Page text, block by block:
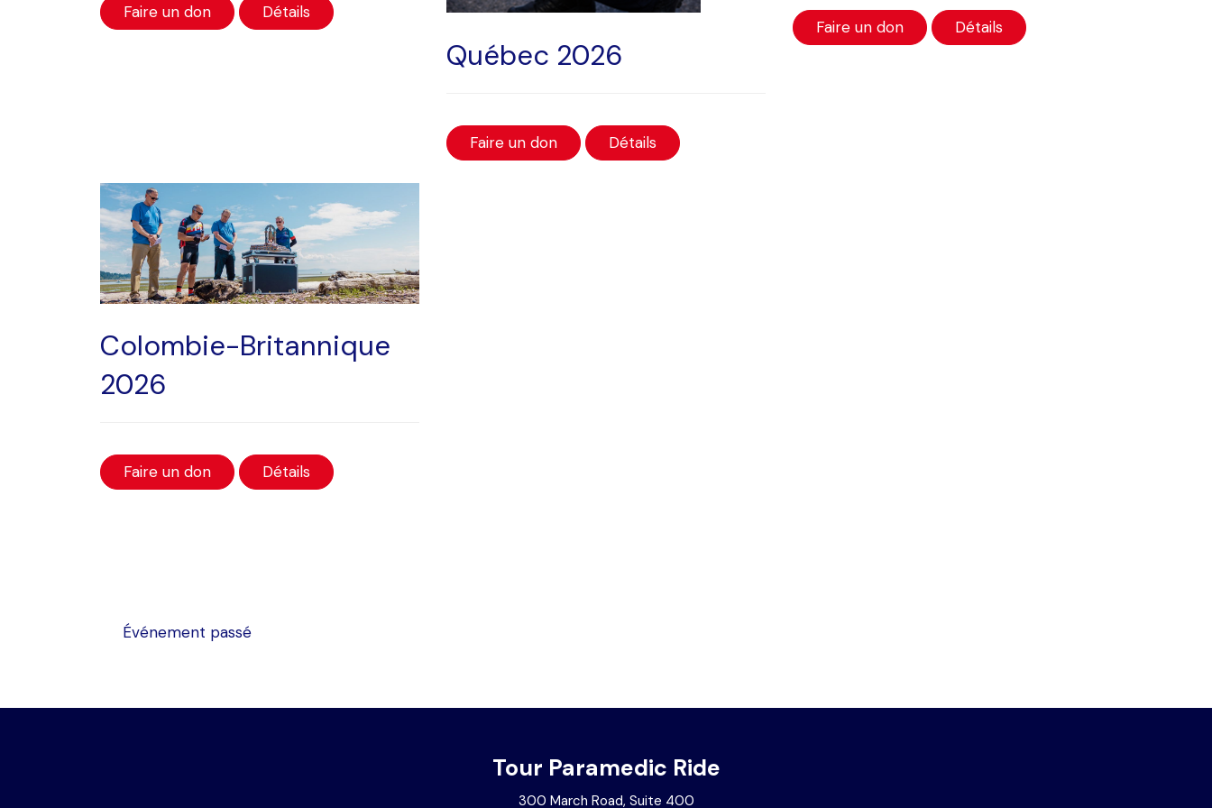
Faire un don Détails
Québec 2026
Faire un don Détails
Faire un don Détails
Colombie-Britannique
2026
Faire un don Détails
Événement passé
Tour Paramedic Ride
300 March Road, Suite 400